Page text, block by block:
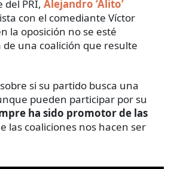
del PRI, Alejandro ‘Alito’
con el comediante Víctor
la oposición no se esté
una coalición que resulte
si su partido busca una
pueden participar por su
ha sido promotor de las
las coaliciones nos hacen ser